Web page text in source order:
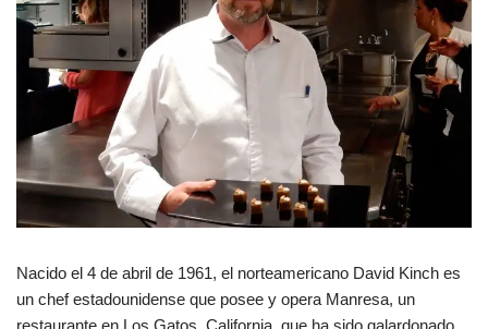
Nacido el 4 de abril de 1961, el norteamericano David Kinch es
un chef estadounidense que posee y opera Manresa, un
restaurante en Los Gatos, California, que ha sido galardonado